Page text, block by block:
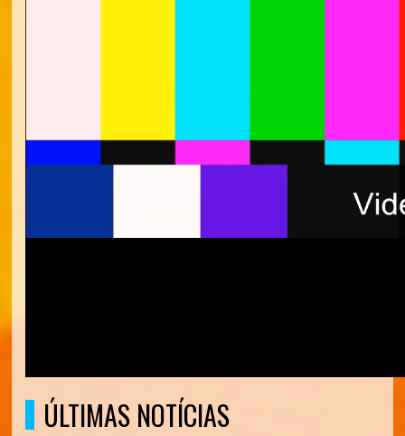
ÚLTIMAS NOTÍCIAS